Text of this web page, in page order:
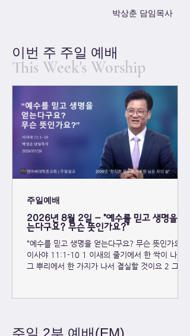
박상춘 담임목사
이번 주 주일 예배
This Week's Worship
2026년 8월 2일 - "예수를 믿고 생명을 얻
는다구요? 무슨 뜻인가요?"
“예수를 믿고 생명을 얻는다구요? 무슨 뜻인가요?”
이사야 11:1-10 1 이새의 줄기에서 한 싹이 나며
그 뿌리에서 한 가지가 나서 결실할 것이요 2 그의
하시리니 3 그가 여호와를 경외함으로 즐거움을 삼
의로 가난한 자를 심판하며 정직으로 세상의 겸손한
주일예배